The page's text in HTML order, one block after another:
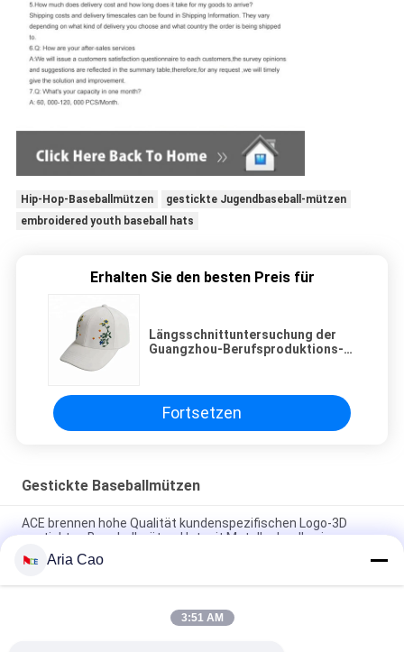
Hip-Hop-Baseballmützen
gestickte Jugendbaseball-mützen
embroidered youth baseball hats
Erhalten Sie den besten Preis für
Längsschnittuntersuchung der
Guangzhou-Berufsproduktions-
des Logosommers flacher
Fortsetzen
Gestickte Baseballmützen
ACE brennen hohe Qualität kundenspezifischen Logo-3D
gestickten Baseballmütze-Hut mit Metallschnalle ein
unstrukturierter Vati-Hut 100% des Polyester-6
Fernlastfahrer gebogene Platten-Vati-Kappe des Rand-sechs
Aria Cao
3:51 AM